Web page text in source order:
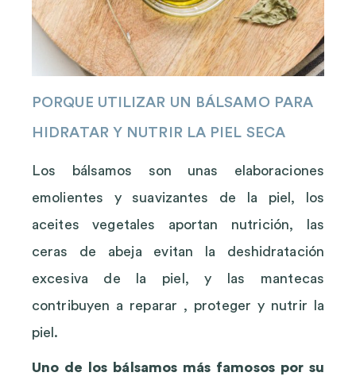
PORQUE UTILIZAR UN BÁLSAMO PARA
HIDRATAR Y NUTRIR LA PIEL SECA
Los bálsamos son unas elaboraciones
emolientes y suavizantes de la piel, los
aceites vegetales aportan nutrición, las
ceras de abeja evitan la deshidratación
excesiva de la piel, y las mantecas
contribuyen a reparar , proteger y nutrir la
piel.
Uno de los bálsamos más famosos por su